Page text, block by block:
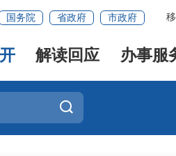
国务院 省政府 市政府
解读回应 办事服